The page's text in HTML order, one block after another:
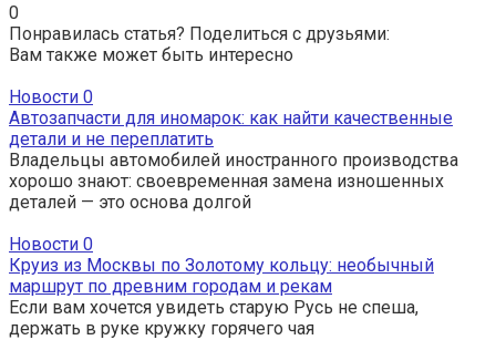
0
Понравилась статья? Поделиться с друзьями:
Вам также может быть интересно
Новости 0
Автозапчасти для иномарок: как найти качественные
детали и не переплатить
Владельцы автомобилей иностранного производства
хорошо знают: своевременная замена изношенных
деталей — это основа долгой
Новости 0
Круиз из Москвы по Золотому кольцу: необычный
маршрут по древним городам и рекам
Если вам хочется увидеть старую Русь не спеша,
держать в руке кружку горячего чая